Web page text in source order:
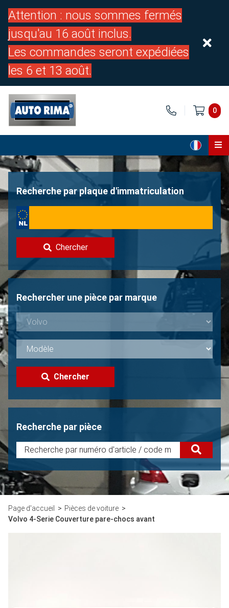
Attention : nous sommes fermés
jusqu'au 16 août inclus.
Les commandes seront expédiées
les 6 et 13 août.
0
Page d'accueil
À propos de nous
Vendre une Volvo?
Non trouvée?
Recherche par plaque d'immatriculation
Chercher
Rechercher une pièce par marque
Chercher
Recherche par pièce
Page d'accueil
Pièces de voiture
Volvo 4-Serie Couverture pare-chocs avant